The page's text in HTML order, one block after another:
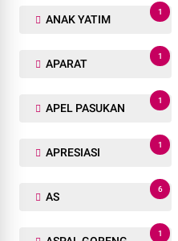
ANAK YATIM
1
APARAT
1
APEL PASUKAN
1
APRESIASI
1
AS
6
1